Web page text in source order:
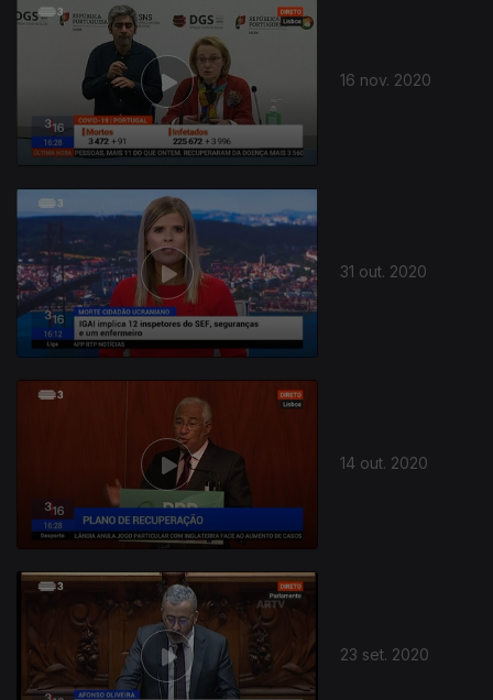
16 nov. 2020
31 out. 2020
14 out. 2020
23 set. 2020